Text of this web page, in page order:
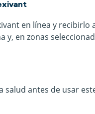
en línea y
y, en zonas
salud antes de usar